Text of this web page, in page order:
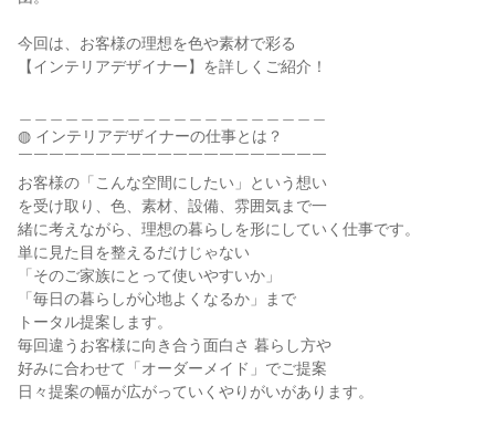
今回は、お客様の理想を色や素材で彩る
【インテリアデザイナー】を詳しくご紹介！
◍ インテリアデザイナーの仕事とは？
￣￣￣￣￣￣￣￣￣￣￣￣￣￣￣￣￣￣￣￣
お客様の「こんな空間にしたい」という想い
を受け取り、色、素材、設備、雰囲気まで一
緒に考えながら、理想の暮らしを形にしていく仕事です。
単に見た目を整えるだけじゃない
「そのご家族にとって使いやすいか」
「毎日の暮らしが心地よくなるか」まで
トータル提案します。
毎回違うお客様に向き合う面白さ 暮らし方や
好みに合わせて「オーダーメイド」でご提案
日々提案の幅が広がっていくやりがいがあります。